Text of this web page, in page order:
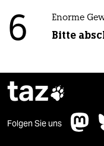
6 Enorme
Bitte
taz
Folgen Sie uns